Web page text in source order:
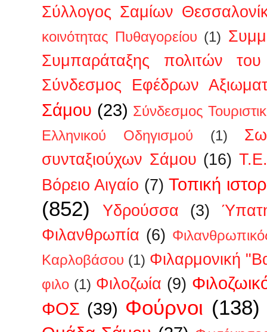
Σύλλογος Σαμίων
κοινότητας Πυθαγορείου (1)
Συμπαράταξης πολιτών του
Σύνδεσμος Εφέδρων
Σάμου (23) Σύνδεσμος
Ελληνικού Οδηγισμού
(1)
συνταξιούχων Σάμου (16)
Βόρειο Αιγαίο (7) Τοπική
(852) Υδρούσσα (3)
Φιλανθρωπία (6)
Καρλοβάσου (1) Φιλαρμονική
φιλο (1) Φιλοζωία (9)
ΦΟΣ (39) Φούρνοι (138)